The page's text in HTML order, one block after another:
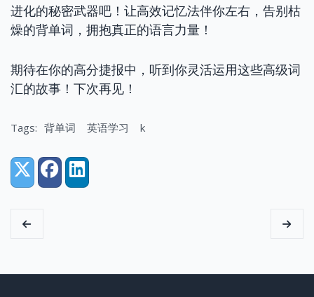
进化的秘密武器吧！让高效记忆法伴你左右，告别枯
燥的背单词，拥抱真正的语言力量！
期待在你的高分捷报中，听到你灵活运用这些高级词
汇的故事！下次再见！
Tags: 背单词 英语学习 k
Share:
X (Twitter)
FacebookLinkedIn